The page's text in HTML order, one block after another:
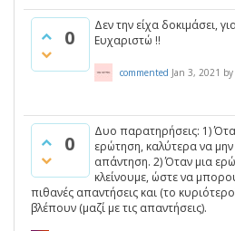
0
Δεν την είχα δοκιμάσει,
Ευχαριστώ !!
commented Jan 3, 2021 by
0
Δυο παρατηρήσεις: 1)
ερώτηση, καλύτερα να μην
απάντηση. 2) Όταν μια
κλείνουμε, ώστε να
πιθανές απαντήσεις και (το
βλέπουν (μαζί με τις απαντήσεις).